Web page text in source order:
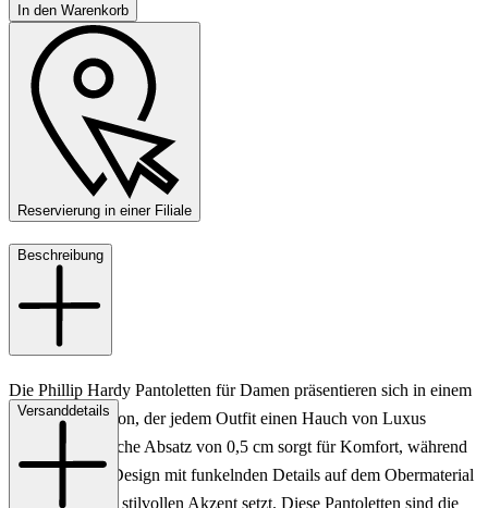
In den Warenkorb
Reservierung in einer Filiale
Beschreibung
Die Phillip Hardy Pantoletten für Damen präsentieren sich in einem
eleganten Goldton, der jedem Outfit einen Hauch von Luxus
verleiht. Der flache Absatz von 0,5 cm sorgt für Komfort, während
das kunstvolle Design mit funkelnden Details auf dem Obermaterial
aus Leder einen stilvollen Akzent setzt. Diese Pantoletten sind die
Versanddetails